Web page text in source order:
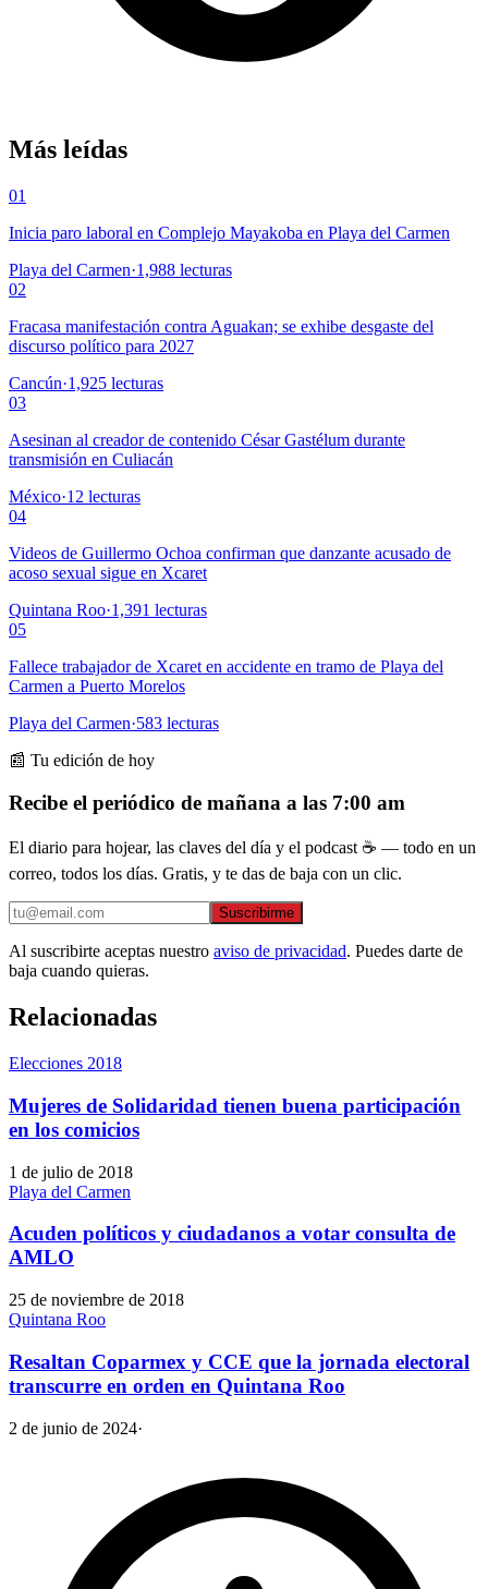
Más leídas
01
Inicia paro laboral en Complejo Mayakoba en Playa del Carmen
Playa del Carmen·1,988 lecturas
02
Fracasa manifestación contra Aguakan; se exhibe desgaste del
discurso político para 2027
Cancún·1,925 lecturas
03
Asesinan al creador de contenido César Gastélum durante
transmisión en Culiacán
México·12 lecturas
04
Videos de Guillermo Ochoa confirman que danzante acusado de
acoso sexual sigue en Xcaret
Quintana Roo·1,391 lecturas
05
Fallece trabajador de Xcaret en accidente en tramo de Playa del
Carmen a Puerto Morelos
Playa del Carmen·583 lecturas
📰 Tu edición de hoy
Recibe el periódico de mañana a las 7:00 am
El diario para hojear, las claves del día y el podcast ☕ — todo en un
correo, todos los días. Gratis, y te das de baja con un clic.
Suscribirme
Al suscribirte aceptas nuestro aviso de privacidad. Puedes darte de
baja cuando quieras.
Relacionadas
Elecciones 2018
Mujeres de Solidaridad tienen buena participación
en los comicios
1 de julio de 2018
Playa del Carmen
Acuden políticos y ciudadanos a votar consulta de
AMLO
25 de noviembre de 2018
Quintana Roo
Resaltan Coparmex y CCE que la jornada electoral
transcurre en orden en Quintana Roo
2 de junio de 2024·